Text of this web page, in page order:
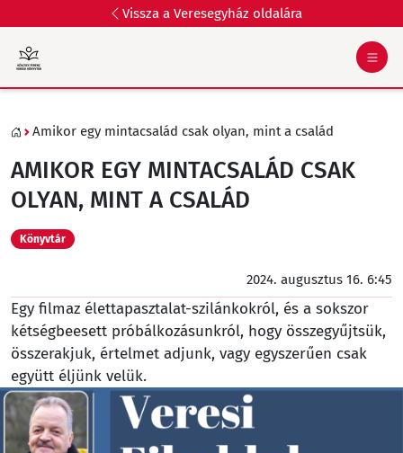
Vissza a Veresegyház oldalára
Amikor egy mintacsalád csak olyan, mint a család
AMIKOR EGY MINTACSALÁD CSAK
OLYAN, MINT A CSALÁD
Könyvtár
2024. augusztus 16. 6:45
Egy filmaz élettapasztalat-szilánkokról, és a sokszor
kétségbeesett próbálkozásunkról, hogy összegyűjtsük,
összerakjuk, értelmet adjunk, vagy egyszerűen csak
együtt éljünk velük.